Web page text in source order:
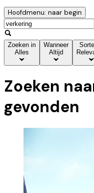
Hoofdmenu: naar begin
Zoeken in
Alles
Wanneer
Altijd
Zoeken
gevonden